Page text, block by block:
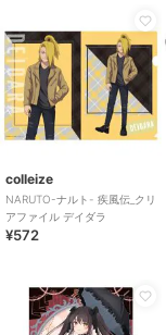
colleize
NARUTO-ナルト- 疾風伝_クリ
アファイル デイダラ
¥572